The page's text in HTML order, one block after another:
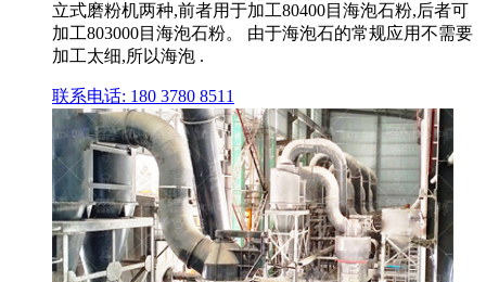
立式磨粉机两种,前者用于加工80400目海泡石粉,后者可
加工803000目海泡石粉。 由于海泡石的常规应用不需要
加工太细,所以海泡 .
联系电话: 180 3780 8511